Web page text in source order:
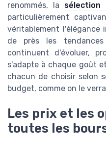
renommés, la sélection
particulièrement
véritablement l'élégance
de près les
continuent d'évoluer,
s'adapte à chaque goût
chacun de choisir selon
budget, comme on le
Les prix et les
toutes les